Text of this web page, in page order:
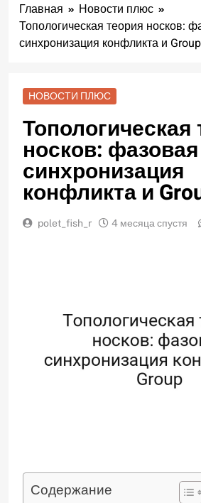
Главная
Новости плюс
Топологическая теория носков:
синхронизация конфликта и Group
НОВОСТИ ПЛЮС
Топологическая
носков: фазовая
синхронизация
конфликта и
polet_fish_r 4 месяца спустя
Содержание